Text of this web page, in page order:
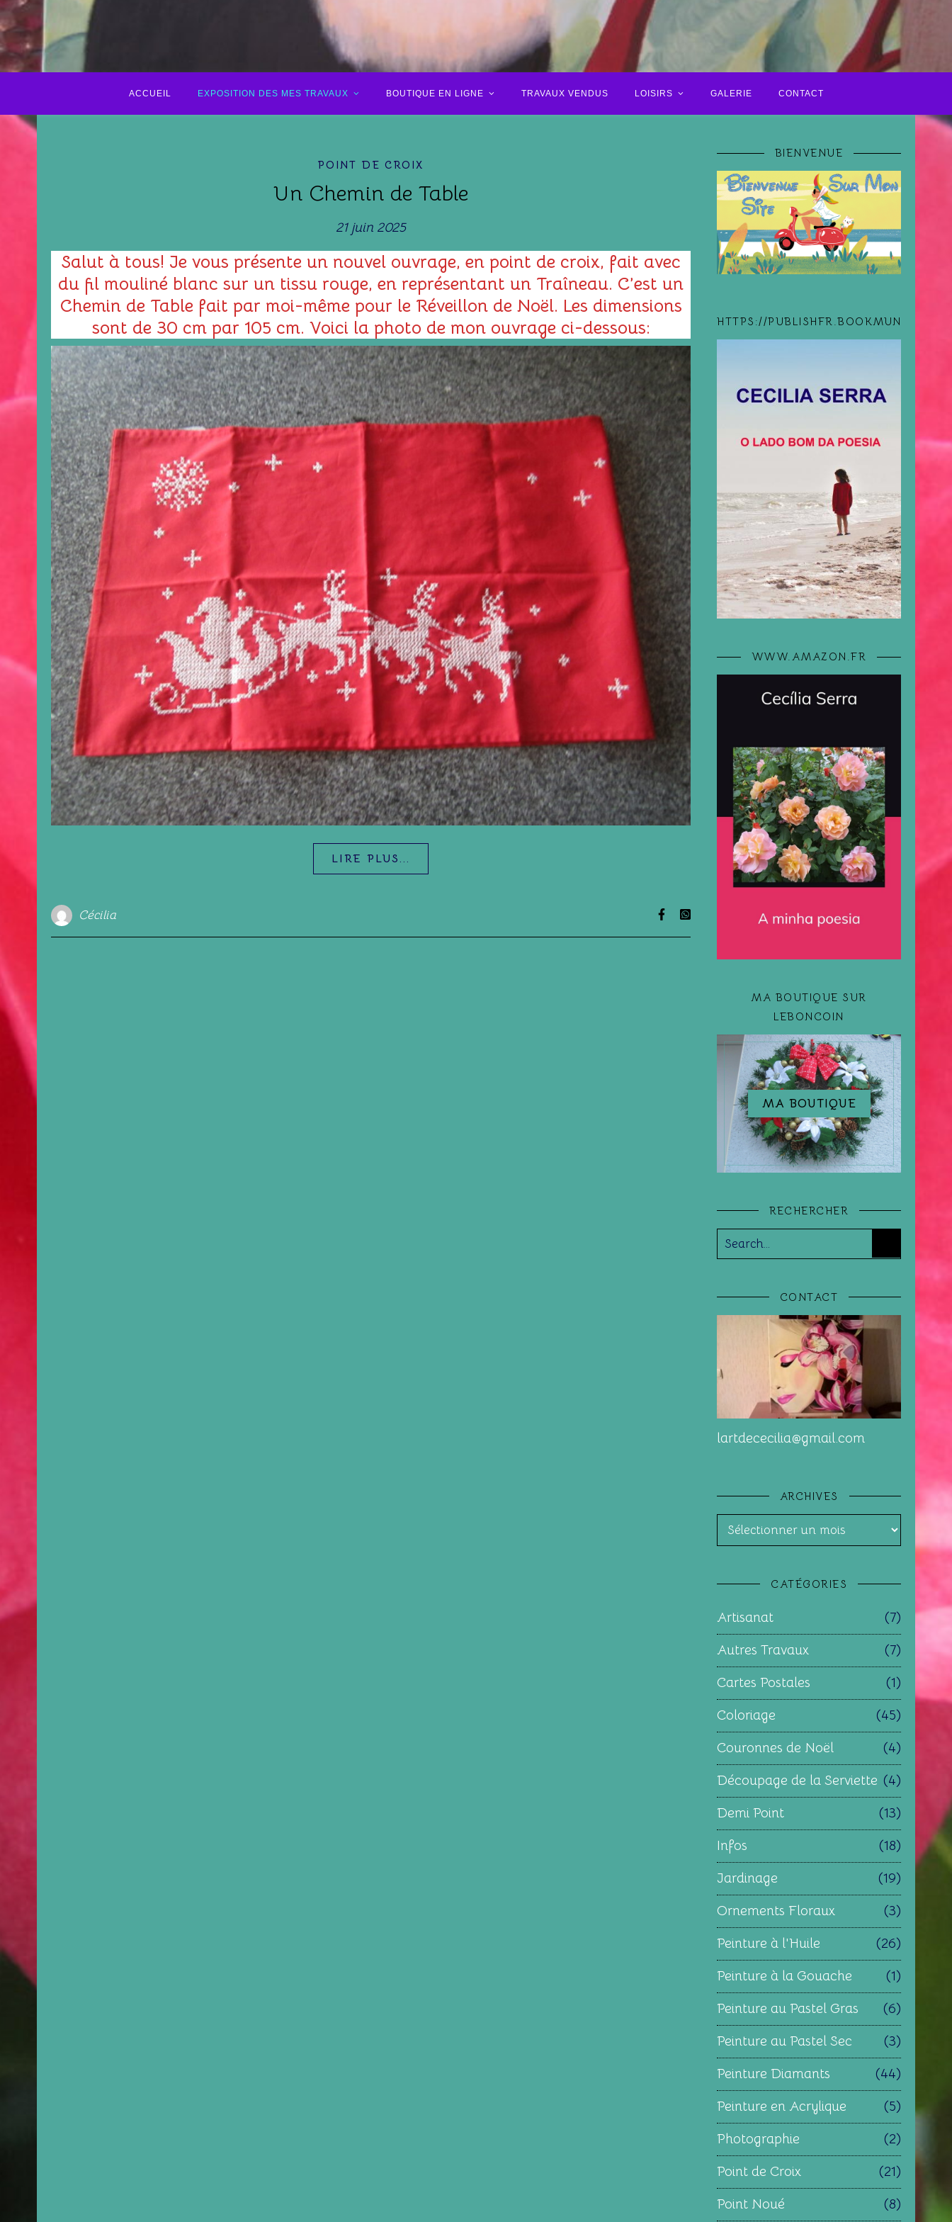
ACCUEIL EXPOSITION DES MES TRAVAUX BOUTIQUE EN LIGNE TRAVAUX VENDUS LOISIRS GALERIE CONTACT
POINT DE CROIX
Un Chemin de Table
21 juin 2025
Salut à tous! Je vous présente un nouvel ouvrage, en point de croix, fait avec
du fil mouliné blanc sur un tissu rouge, en représentant un Traîneau. C’est un
Chemin de Table fait par moi-même pour le Réveillon de Noël. Les dimensions
sont de 30 cm par 105 cm. Voici la photo de mon ouvrage ci-dessous:
LIRE PLUS...
Cécilia
BIENVENUE
HTTPS://
WWW.AMAZON.FR
MA BOUTIQUE SUR
LEBONCOIN
MA BOUTIQUE
RECHERCHER
CONTACT
lartdececilia@gmail.com
ARCHIVES
Archives
CATÉGORIES
Artisanat
(7)
Autres Travaux
(7)
Cartes Postales
(1)
Coloriage
(45)
Couronnes de Noël
(4)
Découpage de la Serviette (4)
Demi Point
(13)
Infos
(18)
Jardinage
(19)
Ornements Floraux
(3)
Peinture à l'Huile
(26)
Peinture à la Gouache
(1)
Peinture au Pastel Gras
(6)
Peinture au Pastel Sec
(3)
Peinture Diamants
(44)
Peinture en Acrylique
(5)
Photographie
(2)
Point de Croix
(21)
Point Noué
(8)